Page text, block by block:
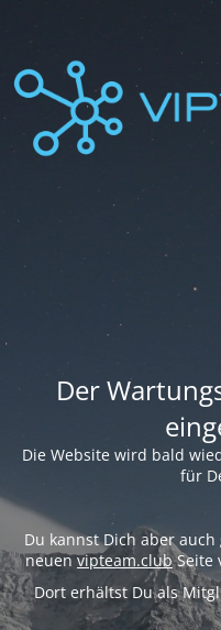
Der
Die Website wird bald
für
Du kannst Dich aber
neuenvipteam.clubSeite
Dort erhältst Du als